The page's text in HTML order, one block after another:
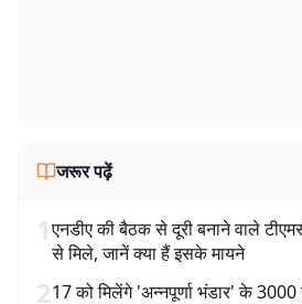
जरूर पढ़ें
1एनडीए की बैठक से दूरी बनाने वाले
से मिले, जानें क्या हैं इसके मायने
217 को मिलेंगे 'अन्नपूर्णा भंडार' के